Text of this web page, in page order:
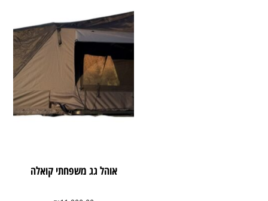
אוהל גג משפחתי קואלה